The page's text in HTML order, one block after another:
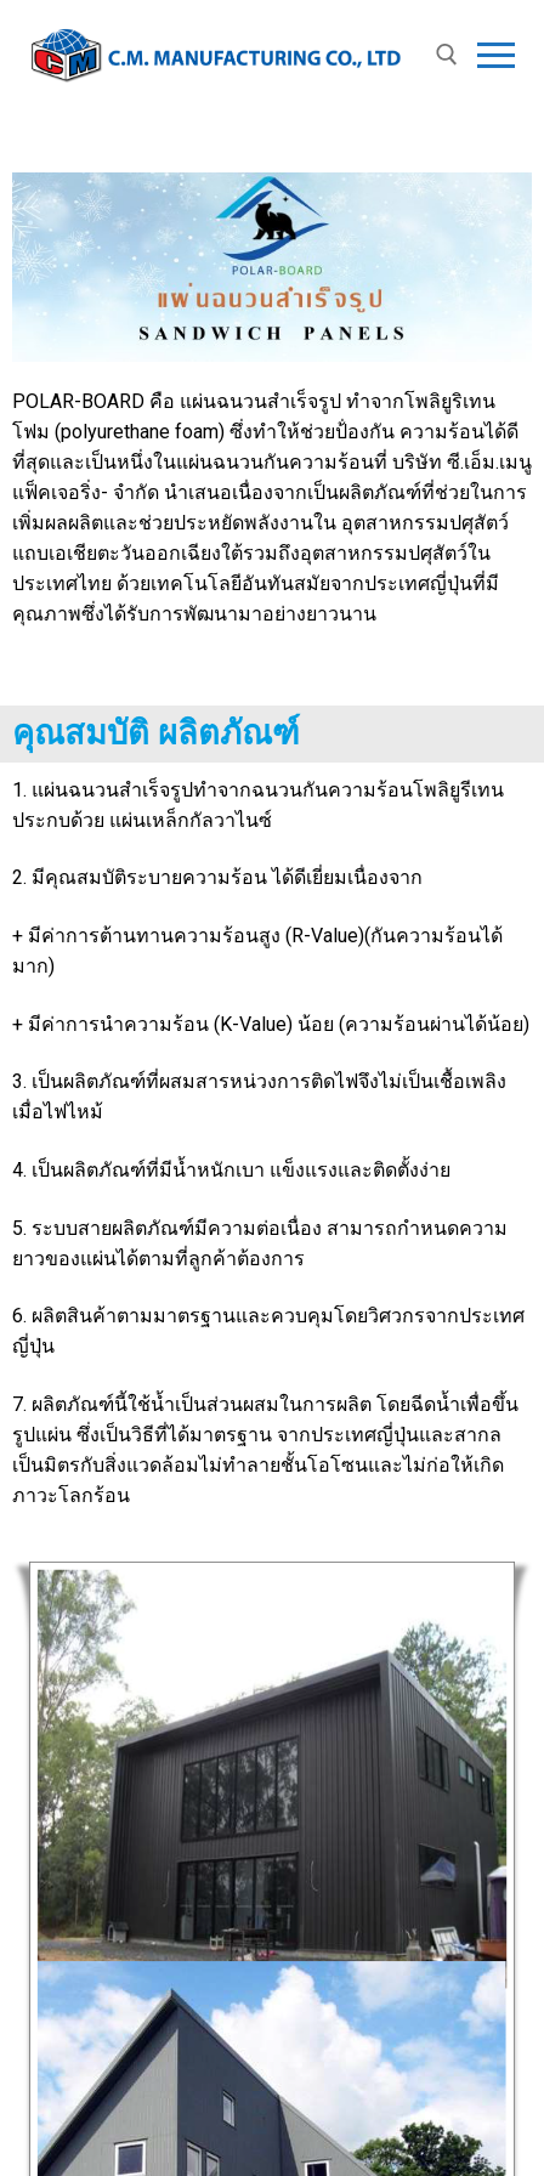
POLAR-BOARD คือ แผ่นฉนวนสำเร็จรูป ทำจากโพลิยูริเทน
โฟม (polyurethane foam) ซึ่งทำให้ช่วยป้่องกัน ความร้อนได้ดี
ที่สุดและเป็นหนึ่งในแผ่นฉนวนกันความร้อนที่ บริษัท ซี.เอ็ม.เมนู
แฟ็คเจอริ่ง- จำกัด นำเสนอเนื่องจากเป็นผลิตภัณฑ์ที่ช่วยในการ
เพิ่มผลผลิตและช่วยประหยัดพลังงานใน อุตสาหกรรมปศุสัตว์
แถบเอเชียตะวันออกเฉียงใต้รวมถึงอุตสาหกรรมปศุสัตว์ใน
ประเทศไทย ด้วยเทคโนโลยีอันทันสมัยจากประเทศญี่ปุ่นที่มี
คุณภาพซึ่งได้รับการพัฒนามาอย่างยาวนาน
คุณสมบัติ ผลิตภัณฑ์
1. แผ่นฉนวนสำเร็จรูปทำจากฉนวนกันความร้อนโพลิยูรีเทน
ประกบด้วย แผ่นเหล็กกัลวาไนซ์
2. มีคุณสมบัติระบายความร้อน ได้ดีเยี่ยมเนื่องจาก
+ มีค่าการต้านทานความร้อนสูง (R-Value)(กันความร้อนได้
มาก)
+ มีค่าการนำความร้อน (K-Value) น้อย (ความร้อนผ่านได้น้อย)
3. เป็นผลิตภัณฑ์ที่ผสมสารหน่วงการติดไฟจึงไม่เป็นเชื้อเพลิง
เมื่อไฟไหม้
4. เป็นผลิตภัณฑ์ที่มีน้ำหนักเบา แข็งแรงและติดตั้งง่าย
5. ระบบสายผลิตภัณฑ์มีความต่อเนื่อง สามารถกำหนดความ
ยาวของแผ่นได้ตามที่ลูกค้าต้องการ
6. ผลิตสินค้าตามมาตรฐานและควบคุมโดยวิศวกรจากประเทศ
ญี่ปุ่น
7. ผลิตภัณฑ์นี้ใช้น้ำเป็นส่วนผสมในการผลิต โดยฉีดน้ำเพื่อขึ้น
รูปแผ่น ซึ่งเป็นวิธีที่ได้มาตรฐาน จากประเทศญี่ปุ่นและสากล
เป็นมิตรกับสิ่งแวดล้อมไม่ทำลายชั้นโอโซนและไม่ก่อให้เกิด
ภาวะโลกร้อน